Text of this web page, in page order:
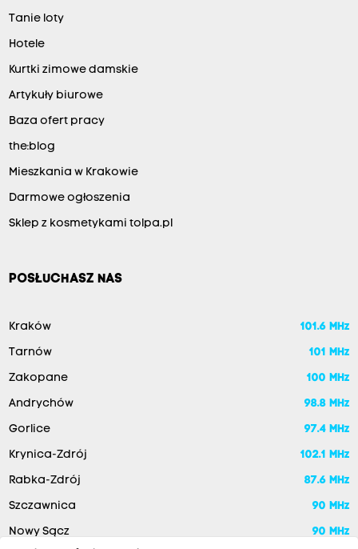
Tanie loty
Hotele
Kurtki zimowe damskie
Artykuły biurowe
Baza ofert pracy
the:blog
Mieszkania w Krakowie
Darmowe ogłoszenia
Sklep z kosmetykami tolpa.pl
POSŁUCHASZ NAS
Kraków 101.6 MHz
Tarnów 101 MHz
Zakopane 100 MHz
Andrychów 98.8 MHz
Gorlice 97.4 MHz
Krynica-Zdrój 102.1 MHz
Rabka-Zdrój 87.6 MHz
Szczawnica 90 MHz
Nowy Sącz
90 MHz